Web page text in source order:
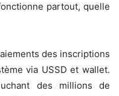
partout, quelle
des inscriptions
via USSD et wallet.
des millions de